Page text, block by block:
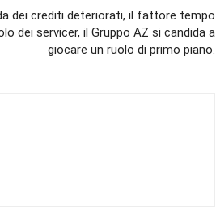
dei crediti deteriorati, il fattore tempo
dei servicer, il Gruppo AZ si candida a
giocare un ruolo di primo piano.